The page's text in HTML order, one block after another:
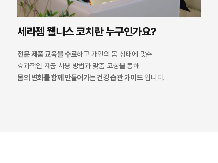
세라젬 웰니스 코치란 누구인가요?
전문 제품 교육을 수료하고 개인의 몸 상태에 맞춘
효과적인 제품 사용 방법과 맞춤 코칭을 통해
몸의 변화를 함께 만들어가는 건강 습관 가이드입니다.